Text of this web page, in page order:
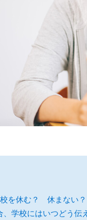
を休む？ 休まない？
、学校にはいつどう伝